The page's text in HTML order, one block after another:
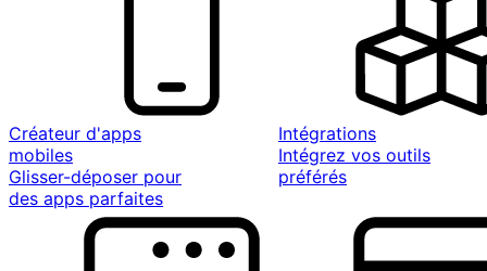
Créateur d'apps
mobiles
Glisser-déposer pour
des apps parfaites
Intégrations
Intégrez vos outils
préférés